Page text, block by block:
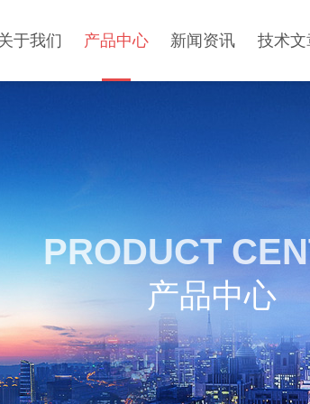
于我们 产品中心 新闻资讯 技术文
PRODUCT
产品中心